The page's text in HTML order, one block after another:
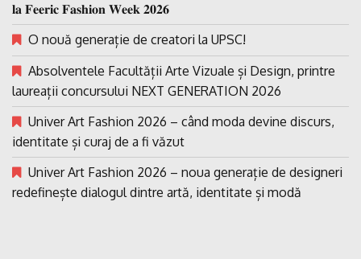
𝐥𝐚 𝐅𝐞𝐞𝐫𝐢𝐜 𝐅𝐚𝐬𝐡𝐢𝐨𝐧 𝐖𝐞𝐞𝐤 𝟐𝟎𝟐𝟔
O nouă generație de creatori la UPSC!
Absolventele Facultății Arte Vizuale și Design, printre
laureații concursului NEXT GENERATION 2026
Univer Art Fashion 2026 – când moda devine discurs,
identitate și curaj de a fi văzut
Univer Art Fashion 2026 – noua generație de designeri
redefinește dialogul dintre artă, identitate și modă